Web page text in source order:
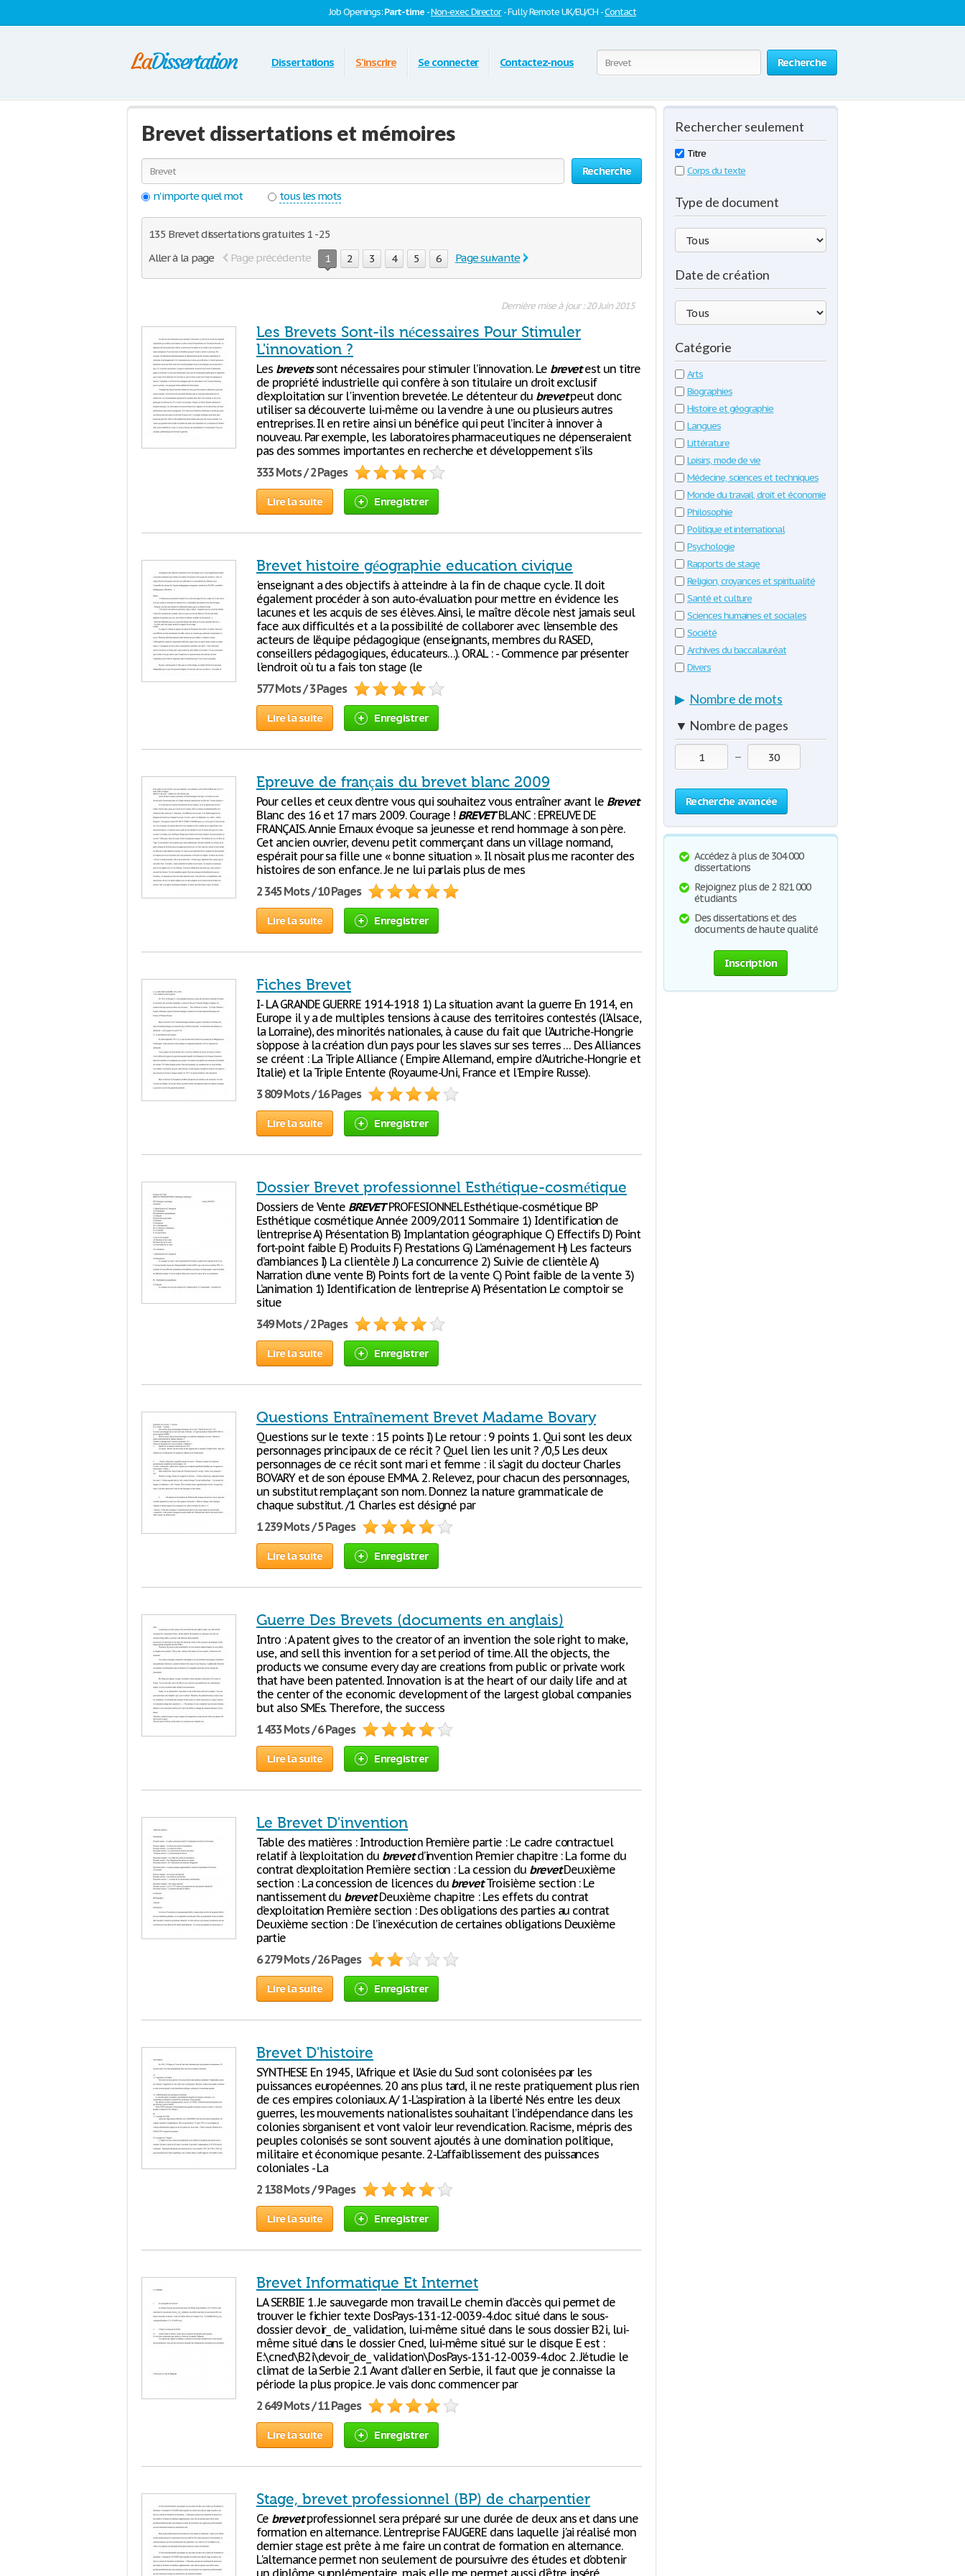
Job Openings:Part-time -Non-exec Director- Fully Remote UK/EU/CH -Contact
Recherche
Dissertations S'inscrire Se connecter Contactez-nous
Brevet dissertations et mémoires
Recherche
n'importe quel mot
tous les mots
135 Brevet dissertations gratuites 1 - 25
Aller à la page
Page précédente 1 2 3 4 5 6 Page suivante
Dernière mise à jour : 20 Juin 2015
Les Brevets Sont-ils nécessaires Pour Stimuler
L'innovation ?
Les brevetssont nécessaires pour stimuler l’innovation. Le brevetest un titre
de propriété industrielle qui confère à son titulaire un droit exclusif
d'exploitation sur l'invention brevetée. Le détenteur du brevetpeut donc
utiliser sa découverte lui-même ou la vendre à une ou plusieurs autres
entreprises. Il en retire ainsi un bénéfice qui peut l’inciter à innover à
nouveau. Par exemple, les laboratoires pharmaceutiques ne dépenseraient
pas des sommes importantes en recherche et développement s’ils
333 Mots / 2 Pages
Lire la suite Enregistrer
Brevet histoire géographie education civique
'enseignant a des objectifs à atteindre à la fin de chaque cycle. Il doit
également procéder à son auto-évaluation pour mettre en évidence les
lacunes et les acquis de ses élèves. Ainsi, le maître d'école n'est jamais seul
face aux difficultés et a la possibilité de collaborer avec l’ensemble des
acteurs de l’équipe pédagogique (enseignants, membres du RASED,
conseillers pédagogiques, éducateurs…). ORAL : - Commence par présenter
l'endroit où tu a fais ton stage (le
577 Mots / 3 Pages
Lire la suite Enregistrer
Epreuve de français du brevet blanc 2009
Pour celles et ceux d’entre vous qui souhaitez vous entraîner avant le Brevet
Blanc des 16 et 17 mars 2009. Courage ! BREVETBLANC : EPREUVE DE
FRANÇAIS. Annie Ernaux évoque sa jeunesse et rend hommage à son père.
Cet ancien ouvrier, devenu petit commerçant dans un village normand,
espérait pour sa fille une « bonne situation ». Il n’osait plus me raconter des
histoires de son enfance. Je ne lui parlais plus de mes
2 345 Mots / 10 Pages
Lire la suite Enregistrer
Fiches Brevet
I- LA GRANDE GUERRE 1914-1918 1) La situation avant la guerre En 1914, en
Europe il y a de multiples tensions à cause des territoires contestés (l'Alsace,
la Lorraine), des minorités nationales, à cause du fait que l'Autriche-Hongrie
s'oppose à la création d'un pays pour les slaves sur ses terres … Des Alliances
se créent : La Triple Alliance ( Empire Allemand, empire d'Autriche-Hongrie et
Italie) et la Triple Entente (Royaume-Uni, France et l'Empire Russe).
3 809 Mots / 16 Pages
Lire la suite Enregistrer
Dossier Brevet professionnel Esthétique-cosmétique
Dossiers de Vente BREVETPROFESIONNEL Esthétique-cosmétique BP
Esthétique cosmétique Année 2009/2011 Sommaire 1) Identification de
l’entreprise A) Présentation B) Implantation géographique C) Effectifs D) Point
fort-point faible E) Produits F) Prestations G) L’aménagement H) Les facteurs
d’ambiances I) La clientèle J) La concurrence 2) Suivie de clientèle A)
Narration d’une vente B) Points fort de la vente C) Point faible de la vente 3)
L’animation 1) Identification de l’entreprise A) Présentation Le comptoir se
situe
349 Mots / 2 Pages
Lire la suite Enregistrer
Questions Entraînement Brevet Madame Bovary
Questions sur le texte : 15 points I) Le retour : 9 points 1. Qui sont les deux
personnages principaux de ce récit ? Quel lien les unit ? /0,5 Les deux
personnages de ce récit sont mari et femme : il s’agit du docteur Charles
BOVARY et de son épouse EMMA. 2. Relevez, pour chacun des personnages,
un substitut remplaçant son nom. Donnez la nature grammaticale de
chaque substitut. /1 Charles est désigné par
1 239 Mots / 5 Pages
Lire la suite Enregistrer
Guerre Des Brevets (documents en anglais)
Intro : A patent gives to the creator of an invention the sole right to make,
use, and sell this invention for a set period of time. All the objects, the
products we consume every day are creations from public or private work
that have been patented. Innovation is at the heart of our daily life and at
the center of the economic development of the largest global companies
but also SMEs. Therefore, the success
1 433 Mots / 6 Pages
Lire la suite Enregistrer
Le Brevet D'invention
Table des matières : Introduction Première partie : Le cadre contractuel
relatif à l’exploitation du brevetd’invention Premier chapitre : La forme du
contrat d’exploitation Première section : La cession du brevetDeuxième
section : La concession de licences du brevetTroisième section : Le
nantissement du brevetDeuxième chapitre : Les effets du contrat
d’exploitation Première section : Des obligations des parties au contrat
Deuxième section : De l’inexécution de certaines obligations Deuxième
partie
6 279 Mots / 26 Pages
Lire la suite Enregistrer
Brevet D'histoire
SYNTHESE En 1945, l’Afrique et l’Asie du Sud sont colonisées par les
puissances européennes. 20 ans plus tard, il ne reste pratiquement plus rien
de ces empires coloniaux. A/ 1-L’aspiration à la liberté Nés entre les deux
guerres, les mouvements nationalistes souhaitant l’indépendance dans les
colonies s’organisent et vont valoir leur revendication. Racisme, mépris des
peuples colonisés se sont souvent ajoutés à une domination politique,
militaire et économique pesante. 2-L’affaiblissement des puissances
coloniales - La
2 138 Mots / 9 Pages
Lire la suite Enregistrer
Brevet Informatique Et Internet
LA SERBIE 1. Je sauvegarde mon travail Le chemin d’accès qui permet de
trouver le fichier texte DosPays-131-12-0039-4.doc situé dans le sous-
dossier devoir_ de_ validation, lui-même situé dans le sous dossier B2i, lui-
même situé dans le dossier Cned, lui-même situé sur le disque E est :
E:\cned\B2i\devoir_de_ validation\DosPays-131-12-0039-4.doc 2. J’étudie le
climat de la Serbie 2.1 Avant d’aller en Serbie, il faut que je connaisse la
période la plus propice. Je vais donc commencer par
2 649 Mots / 11 Pages
Lire la suite Enregistrer
Stage, brevet professionnel (BP) de charpentier
Ce brevetprofessionnel sera préparé sur une durée de deux ans et dans une
formation en alternance. L'entreprise FAUGERE dans laquelle j'ai réalisé mon
dernier stage est prête à me faire un contrat de formation en alternance.
L'alternance permet non seulement de poursuivre des études et d'obtenir
un diplôme supplémentaire, mais elle me permet aussi d'être inséré
Rechercher seulement
Titre
Corps du texte
Type de document
Date de création
Catégorie
Arts
Biographies
Histoire et géographie
Langues
Littérature
Loisirs, mode de vie
Médecine, sciences et techniques
Monde du travail, droit et économie
Philosophie
Politique et international
Psychologie
Rapports de stage
Religion, croyances et spiritualité
Santé et culture
Sciences humaines et sociales
Société
Archives du baccalauréat
Divers
▶ Nombre de mots
▼ Nombre de pages
—
Recherche avancée
Accédez à plus de 304 000
dissertations
Rejoignez plus de 2 821 000
étudiants
Des dissertations et des
documents de haute qualité
Inscription